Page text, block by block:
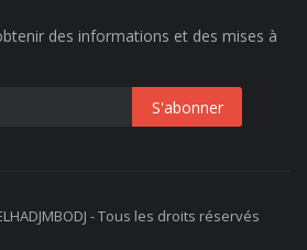
des informations et des mises à
- Tous les droits réservés